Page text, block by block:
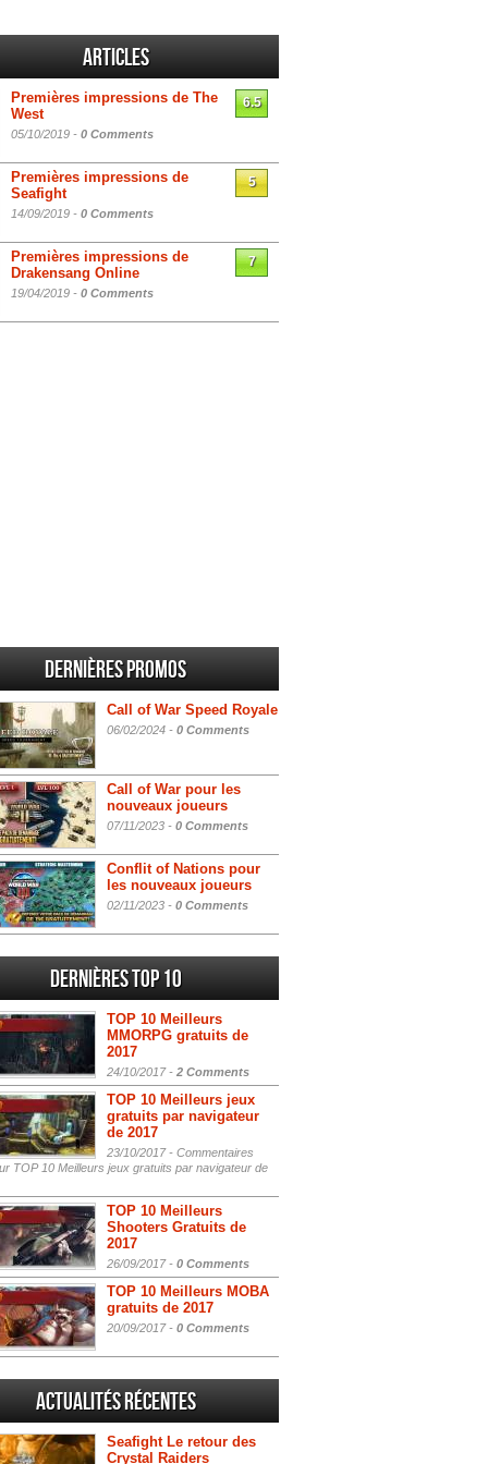
Articles
Premières impressions de The
West
05/10/2019 - 0 Comments
6.5
Premières impressions de
Seafight
14/09/2019 - 0 Comments
5
Premières impressions de
Drakensang Online
19/04/2019 - 0 Comments
7
Dernières promos
Call of War Speed Royale
06/02/2024 - 0 Comments
Call of War pour les
nouveaux joueurs
07/11/2023 - 0 Comments
Conflit of Nations pour
les nouveaux joueurs
02/11/2023 - 0 Comments
Dernières Top 10
TOP 10 Meilleurs
MMORPG gratuits de
2017
24/10/2017 - 2 Comments
TOP 10 Meilleurs jeux
gratuits par navigateur
de 2017
23/10/2017 - Commentaires
TOP 10 Meilleurs jeux gratuits par navigateur de
TOP 10 Meilleurs
Shooters Gratuits de
2017
26/09/2017 - 0 Comments
TOP 10 Meilleurs MOBA
gratuits de 2017
20/09/2017 - 0 Comments
Actualités Récentes
Seafight Le retour des
Crystal Raiders